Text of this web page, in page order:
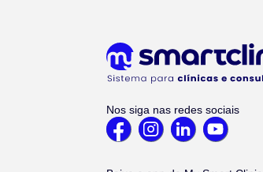
Nos siga nas redes sociais